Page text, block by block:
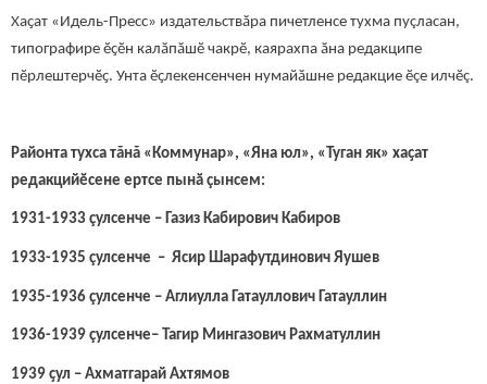
Хаҫат «Идель-Пресс» издательствӑра пичетленсе тухма пуçласан,
типографире ӗҫӗн калӑпӑшӗ чакрӗ, каярахпа ӑна редакципе
пӗрлештерчӗҫ. Унта ӗҫлекенсенчен нумайӑшне редакцие ӗçе илчӗç.
Районта тухса тăнă «Коммунар», «Яна юл», «Туган як» хаҫат
редакцийӗсене ертсе пынӑ çынсем:
1931-1933 çулсенче – Газиз Кабирович Кабиров
1933-1935 çулсенче – Ясир Шарафутдинович Яушев
1935-1936 çулсенче – Аглиулла Гатауллович Гатауллин
1936-1939 çулсенче– Тагир Мингазович Рахматуллин
1939 ҫул – Ахматгарай Ахтямов